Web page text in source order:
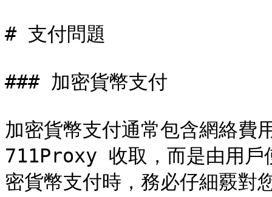
# 支付問題
### 加密貨幣支付
加密貨幣支付通常包含網絡
711Proxy 收取，而是由用戶
密貨幣支付時，務必仔細覈對